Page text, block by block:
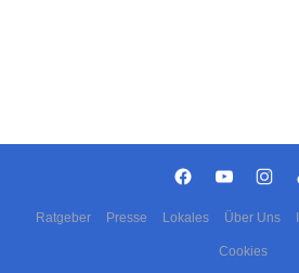
Ratgeber Presse Lokales Über Uns
Cookies